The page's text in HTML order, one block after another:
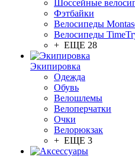
Шоссейные
Фэтбайки
Велосипеды
Велосипеды
+ ЕЩЕ 28
Экипировка
Одежда
Обувь
Велошлемы
Велоперчатки
Очки
Велорюкзак
+ ЕЩЕ 3